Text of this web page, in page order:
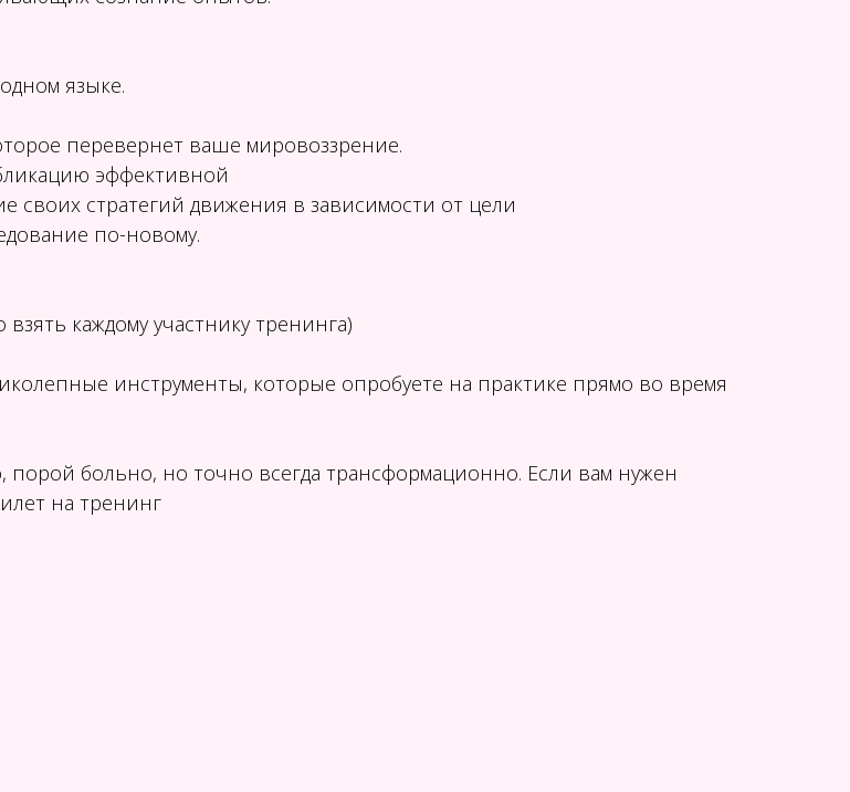
языке.
перевернет ваше мировоззрение.
эффективной
своих стратегий движения в зависимости от цели
по-новому.
каждому участнику тренинга)
инструменты, которые опробуете на практике прямо во время
порой больно, но точно всегда трансформационно. Если вам нужен
на тренинг